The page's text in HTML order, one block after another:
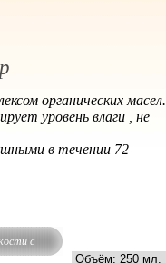
органических масел.
уровень влаги , не
в течении 72
с